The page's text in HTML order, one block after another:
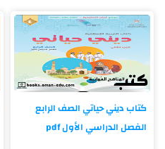
كتاب ديني حياتي الصف الرابع
الفصل الدراسي الأول pdf